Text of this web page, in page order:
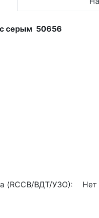
с серым 50656
(RCCB/ВДТ/УЗО): Нет